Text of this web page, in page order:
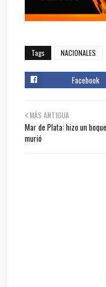
Tags NACIONALES
Facebook
MÁS ANTIGUA
Mar de Plata: hizo un
murió